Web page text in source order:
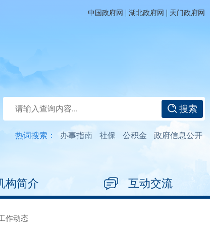
中国政府网 | 湖北政府网 | 天门政府网
搜索
热词搜索： 办事指南 社保 公积金 政府信息公开
构简介 互动交流
作动态